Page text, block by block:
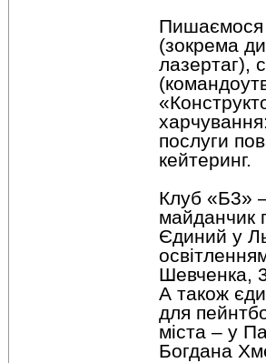
Пишаємося
(зокрема
лазертаг),
послуги
кейтеринг.
Клуб «Б3»
майданчик
Єдиний у
Шевченка,
А також
для
міста – у
Богдана